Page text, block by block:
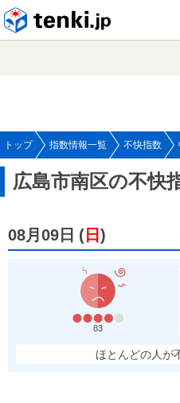
トップ 指数情報一覧 不快指数
広島市南区の不快
08月09日 ( 日 )
83
ほとんどの人が